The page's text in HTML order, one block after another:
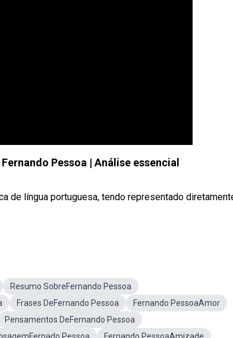
Pessoa | Análise essencial
de língua portuguesa, tendo representado
Resumo SobreFernando Pessoa
Frases DeFernando Pessoa
Fernando PessoaAmor
Pensamentos DeFernando Pessoa